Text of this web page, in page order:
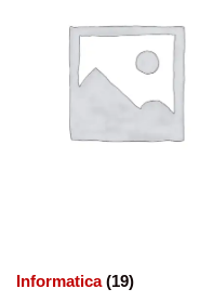
Informatica(19)